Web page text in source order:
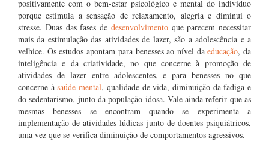
positivamente com o bem-estar psicológico e mental do indivíduo
porque estimula a sensação de relaxamento, alegria e diminui o
stresse. Duas das fases de desenvolvimentoque parecem necessitar
mais da estimulação das atividades de lazer, são a adolescência e a
velhice. Os estudos apontam para benesses ao nível daeducação, da
inteligência e da criatividade, no que concerne à promoção de
atividades de lazer entre adolescentes, e para benesses no que
concerne àsaúde mental, qualidade de vida, diminuição da fadiga e
do sedentarismo, junto da população idosa. Vale ainda referir que as
mesmas benesses se encontram quando se experimenta a
implementação de atividades lúdicas junto de doentes psiquiátricos,
uma vez que se verifica diminuição de comportamentos agressivos.